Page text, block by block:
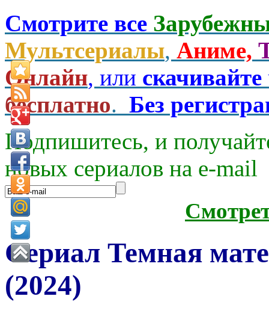
Смотрите все
Мультсериалы, Аниме,
Онлайн, или скачивайте
бесплатно. Без
Подпишитесь, и
новых сериалов на e-mаil
Сериал Темная
(2024)